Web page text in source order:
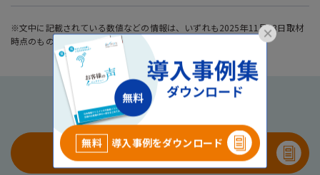
※文中に記載されている数値などの情報は、いずれも2025年11月13日取材
時点のものです。
更に詳しい事例をご覧になりたい方は
無料 導入事例をダウンロード
無料 導入事例をダウンロード
×